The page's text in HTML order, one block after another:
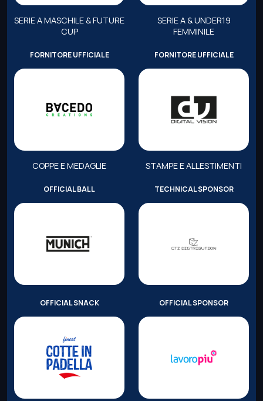
SERIE A MASCHILE & FUTURE
CUP
SERIE A & UNDER19
FEMMINILE
FORNITORE UFFICIALE
COPPE E MEDAGLIE
FORNITORE UFFICIALE
STAMPE E ALLESTIMENTI
OFFICIAL BALL TECHNICAL SPONSOR
OFFICIAL SNACK OFFICIAL SPONSOR